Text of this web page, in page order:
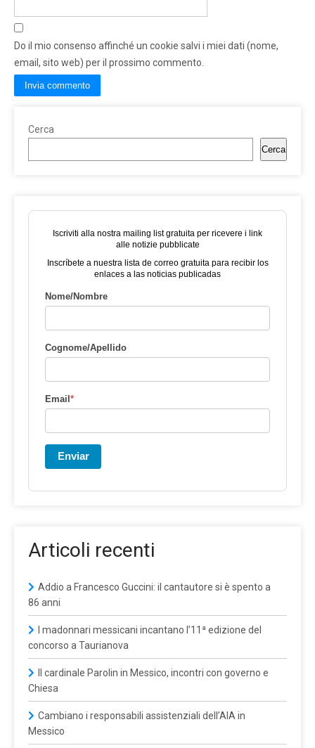
Do il mio consenso affinché un cookie salvi i miei dati (nome,
email, sito web) per il prossimo commento.
Cerca
Cerca
Iscriviti alla nostra mailing list gratuita per ricevere i link
alle notizie pubblicate
Inscríbete a nuestra lista de correo gratuita para recibir los
enlaces a las noticias publicadas
Nome/Nombre
Cognome/Apellido
Email*
Enviar
Articoli recenti
Addio a Francesco Guccini: il cantautore si è spento a
86 anni
I madonnari messicani incantano l’11ª edizione del
concorso a Taurianova
Il cardinale Parolin in Messico, incontri con governo e
Chiesa
Cambiano i responsabili assistenziali dell’AIA in
Messico